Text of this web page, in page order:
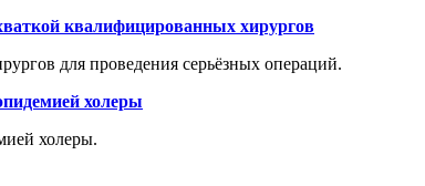
квалифицированных хирургов
для проведения серьёзных операций.
холеры
холеры.